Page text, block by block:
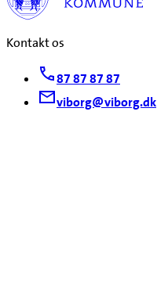
Kontakt os
87 87 87 87
viborg@viborg.dk